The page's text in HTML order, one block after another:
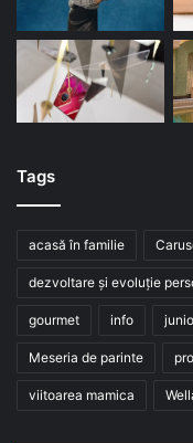
Tags
acasă în familie
dezvoltare și evoluție
gourmet info
Meseria de parinte
viitoarea mamica